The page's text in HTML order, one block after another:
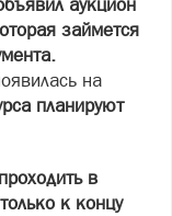
аукцион
займется
на
планируют
в
к концу